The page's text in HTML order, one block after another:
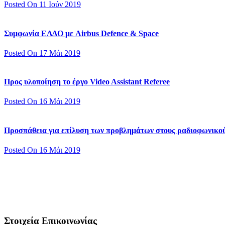
Posted On 11 Ιούν 2019
Συμφωνία ΕΛΔΟ με Airbus Defence & Space
Posted On 17 Μάι 2019
Προς υλοποίηση το έργο Video Assistant Referee
Posted On 16 Μάι 2019
Προσπάθεια για επίλυση των προβλημάτων στους
Posted On 16 Μάι 2019
Στοιχεία Επικοινωνίας